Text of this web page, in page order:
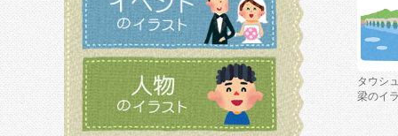
タウシ
梁のイ